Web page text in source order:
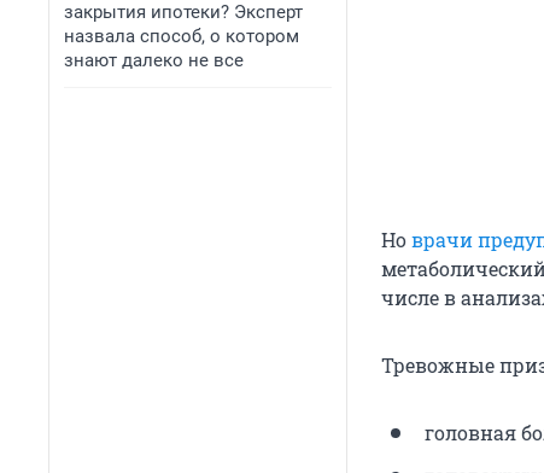
закрытия ипотеки? Эксперт
назвала способ, о котором
знают далеко не все
Новрачи
числе в
Тревожные
головная